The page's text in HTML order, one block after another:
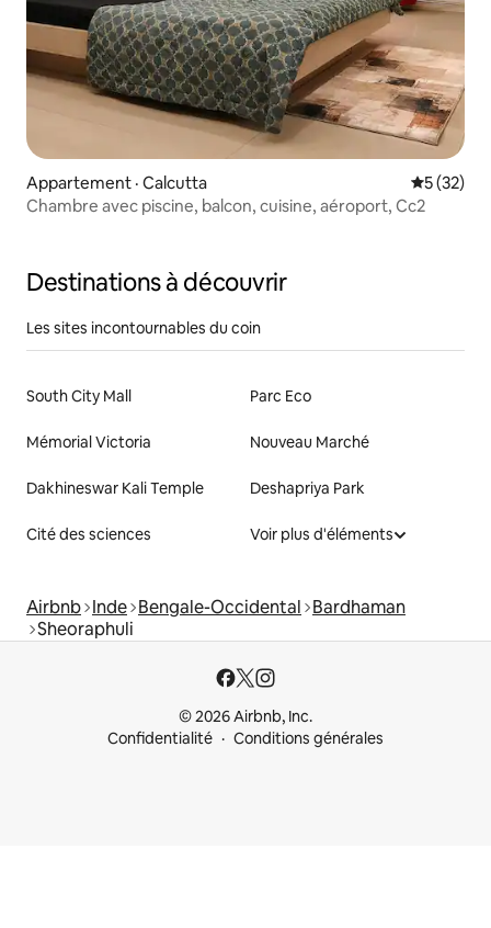
Appartement · Calcutta Note
5 (32)
Chambre avec piscine, balcon, cuisine, aéroport, Cc2
Destinations à découvrir
Les sites incontournables du coin
South City Mall Parc Eco
Mémorial Victoria Nouveau Marché
Dakhineswar Kali Temple Deshapriya Park
Cité des sciences Voir plus d'éléments
Airbnb Inde Bengale-Occidental Bardhaman
Sheoraphuli
© 2026 Airbnb, Inc.
Confidentialité
Conditions générales